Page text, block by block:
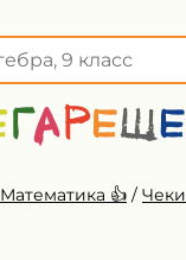
Математика 👍 /